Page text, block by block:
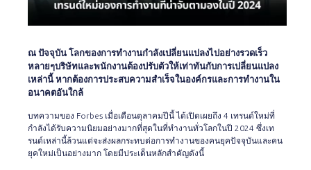
ณ ปัจจุบัน โลกของการทำงานกำลังเปลี่ยนแปลงไปอย่างรวดเร็ว
หลายๆบริษัทและพนักงานต้องปรับตัวให้เท่าทันกับการเปลี่ยนแปลง
เหล่านี้ หากต้องการประสบความสำเร็จในองค์กรและการทำงานใน
อนาคตอันใกล้
บทความของ Forbes เมื่อเดือนตุลาคมปีนี้ ได้เปิดเผยถึง 4 เทรนด์ใหม่ที่
กำลังได้รับความนิยมอย่างมากที่สุดในที่ทำงานทั่วโลกในปี 2024 ซึ่งเท
รนด์เหล่านี้ล้วนแต่จะส่งผลกระทบต่อการทำงานของคนยุคปัจจุบันและคน
ยุคใหม่เป็นอย่างมาก โดยมีประเด็นหลักสำคัญดังนี้